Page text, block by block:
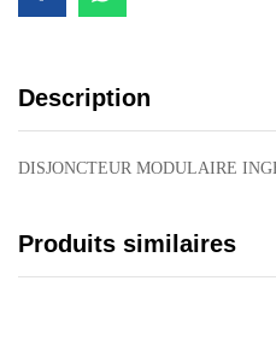
Description
DISJONCTEUR MODULAIRE
Produits similaires